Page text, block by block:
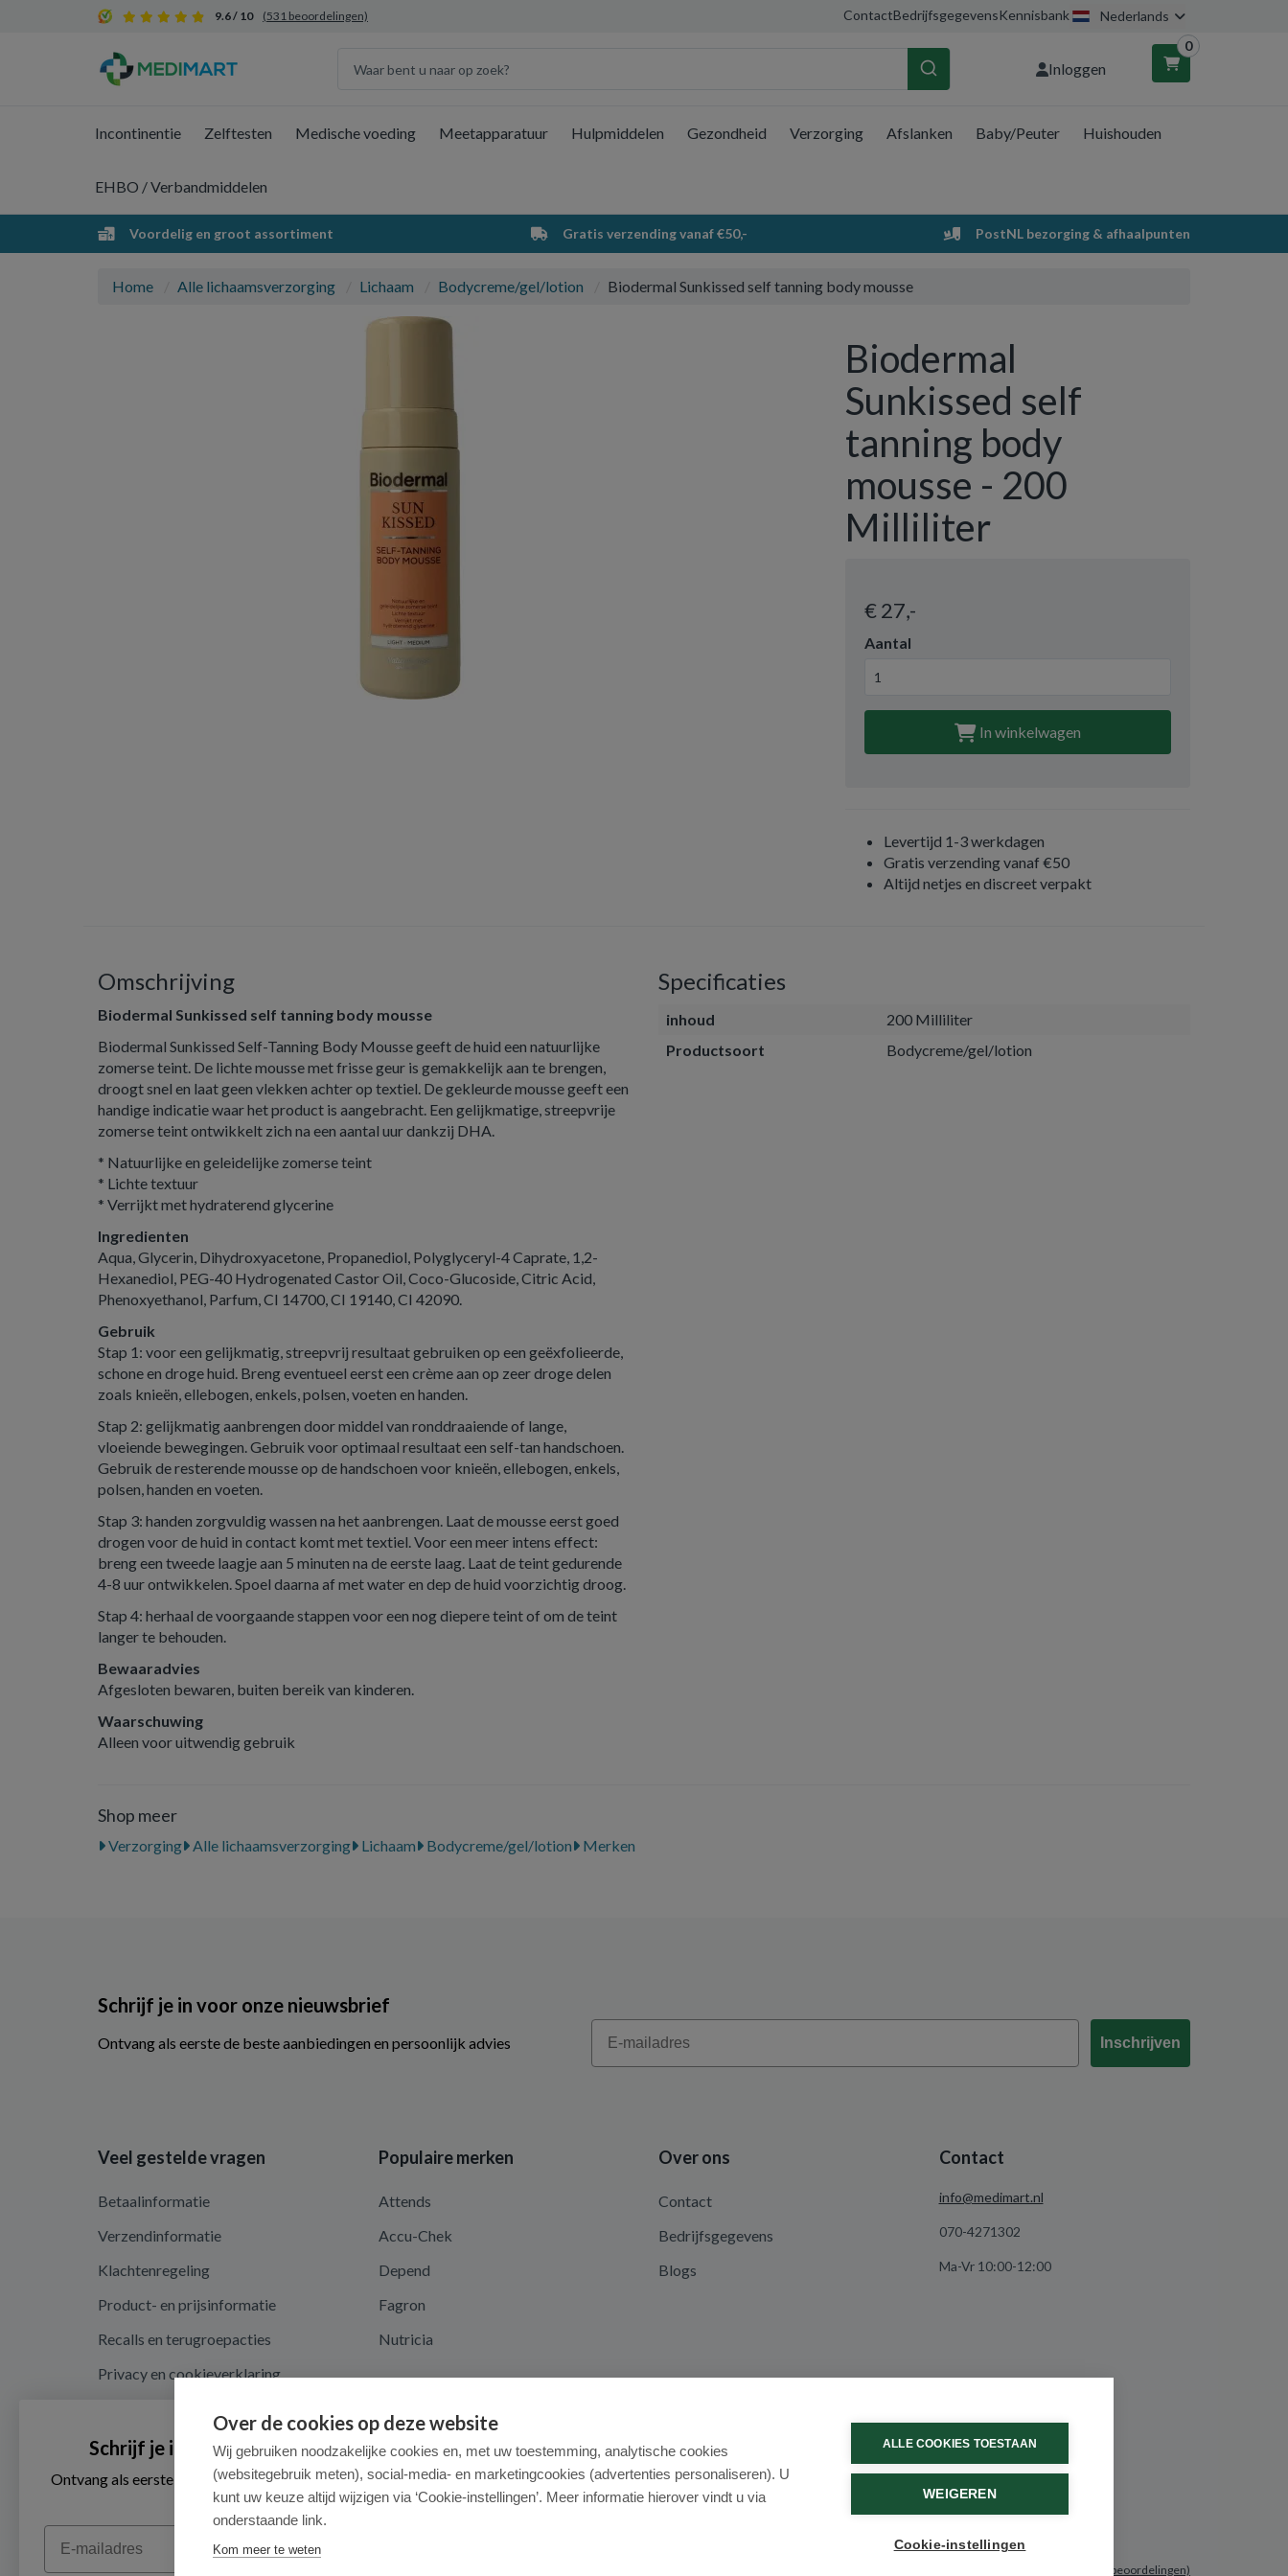
9.6 / 10 (531 beoordelingen) ContactBedrijfsgegevensKennisbank Nederlands
Inloggen
0
Winkelwagen
Uw winkelwagen is leeg.
Vul hem met producten.
Incontinentie Zelftesten Medische voeding Meetapparatuur Hulpmiddelen Gezondheid Verzorging Afslanken Baby/Peuter Huishouden
EHBO / Verbandmiddelen
Voordelig en groot assortiment Gratis verzending vanaf €50,- PostNL bezorging & afhaalpunten
Home Alle lichaamsverzorging Lichaam Bodycreme/gel/lotion Biodermal Sunkissed self tanning body mousse
Biodermal
Sunkissed self
tanning body
mousse - 200
Milliliter
€ 27,-
Aantal
In winkelwagen
Levertijd 1-3 werkdagen
Gratis verzending vanaf €50
Altijd netjes en discreet verpakt
Omschrijving
Biodermal Sunkissed self tanning body mousse
Biodermal Sunkissed Self-Tanning Body Mousse geeft de huid een natuurlijke
zomerse teint. De lichte mousse met frisse geur is gemakkelijk aan te brengen,
droogt snel en laat geen vlekken achter op textiel. De gekleurde mousse geeft een
handige indicatie waar het product is aangebracht. Een gelijkmatige, streepvrije
zomerse teint ontwikkelt zich na een aantal uur dankzij DHA.
* Natuurlijke en geleidelijke zomerse teint
* Lichte textuur
* Verrijkt met hydraterend glycerine
Ingredienten
Aqua, Glycerin, Dihydroxyacetone, Propanediol, Polyglyceryl-4 Caprate, 1,2-
Hexanediol, PEG-40 Hydrogenated Castor Oil, Coco-Glucoside, Citric Acid,
Phenoxyethanol, Parfum, CI 14700, CI 19140, CI 42090.
Gebruik
Stap 1: voor een gelijkmatig, streepvrij resultaat gebruiken op een geëxfolieerde,
schone en droge huid. Breng eventueel eerst een crème aan op zeer droge delen
zoals knieën, ellebogen, enkels, polsen, voeten en handen.
Stap 2: gelijkmatig aanbrengen door middel van ronddraaiende of lange,
vloeiende bewegingen. Gebruik voor optimaal resultaat een self-tan handschoen.
Gebruik de resterende mousse op de handschoen voor knieën, ellebogen, enkels,
polsen, handen en voeten.
Stap 3: handen zorgvuldig wassen na het aanbrengen. Laat de mousse eerst goed
drogen voor de huid in contact komt met textiel. Voor een meer intens effect:
breng een tweede laagje aan 5 minuten na de eerste laag. Laat de teint gedurende
4-8 uur ontwikkelen. Spoel daarna af met water en dep de huid voorzichtig droog.
Stap 4: herhaal de voorgaande stappen voor een nog diepere teint of om de teint
langer te behouden.
Bewaaradvies
Afgesloten bewaren, buiten bereik van kinderen.
Waarschuwing
Alleen voor uitwendig gebruik
Specificaties
inhoud
200 Milliliter
Productsoort
Bodycreme/gel/lotion
Shop meer
Verzorging Alle lichaamsverzorging Lichaam Bodycreme/gel/lotion Merken
Schrijf je in voor onze nieuwsbrief
Ontvang als eerste de beste aanbiedingen en persoonlijk advies
Email
Inschrijven
Veel gestelde vragen
Betaalinformatie
Verzendinformatie
Klachtenregeling
Product- en prijsinformatie
Recalls en terugroepacties
Privacy en cookieverklaring
Algemene voorwaarden
Herroepingsrecht en retouren
Populaire merken
Attends
Accu-Chek
Depend
Fagron
Nutricia
Over ons
Contact
Bedrijfsgegevens
Blogs
Contact
info@medimart.nl
070-4271302
Ma-Vr 10:00-12:00
(531 beoordelingen)
Over de cookies op deze website
Wij gebruiken noodzakelijke cookies en, met uw toestemming, analytische cookies
(websitegebruik meten), social-media- en marketingcookies (advertenties personaliseren). U
kunt uw keuze altijd wijzigen via ‘Cookie-instellingen’. Meer informatie hierover vindt u via
onderstaande link.
Kom meer te weten
ALLE COOKIES TOESTAAN
WEIGEREN
Cookie-instellingen
Schrijf je in voor onze nieuwsbrief
Ontvang als eerste de beste aanbiedingen en persoonlijk
advies
Email